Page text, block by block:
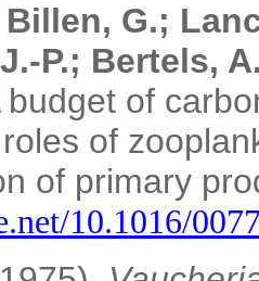
G.;
P.; Bertels,
budget of
of
of primary
10.1016/